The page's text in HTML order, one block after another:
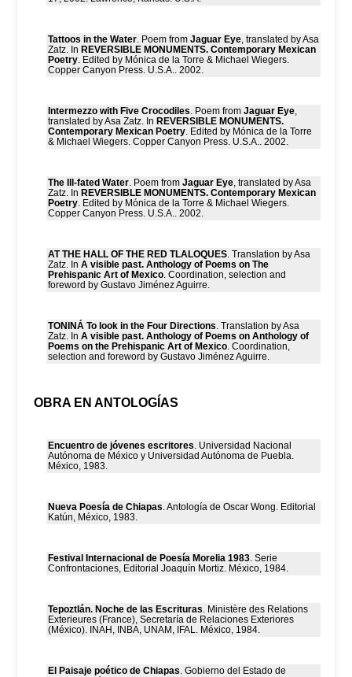
Tattoos in the Water. Poem from Jaguar Eye, translated by Asa
Zatz. In REVERSIBLE MONUMENTS. Contemporary Mexican
Poetry. Edited by Mónica de la Torre & Michael Wiegers.
Copper Canyon Press. U.S.A.. 2002.
Intermezzo with Five Crocodiles. Poem from Jaguar Eye,
translated by Asa Zatz. In REVERSIBLE MONUMENTS.
Contemporary Mexican Poetry. Edited by Mónica de la Torre
& Michael Wiegers. Copper Canyon Press. U.S.A.. 2002.
The Ill-fated Water. Poem from Jaguar Eye, translated by Asa
Zatz. In REVERSIBLE MONUMENTS. Contemporary Mexican
Poetry. Edited by Mónica de la Torre & Michael Wiegers.
Copper Canyon Press. U.S.A.. 2002.
AT THE HALL OF THE RED TLALOQUES. Translation by Asa
Zatz. In A visible past. Anthology of Poems on The
Prehispanic Art of Mexico. Coordination, selection and
foreword by Gustavo Jiménez Aguirre.
TONINÁ To look in the Four Directions. Translation by Asa
Zatz. In A visible past. Anthology of Poems on Anthology of
Poems on the Prehispanic Art of Mexico. Coordination,
selection and foreword by Gustavo Jiménez Aguirre.
OBRA EN ANTOLOGÍAS
Encuentro de jóvenes escritores. Universidad Nacional
Autónoma de México y Universidad Autónoma de Puebla.
México, 1983.
Nueva Poesía de Chiapas. Antología de Oscar Wong. Editorial
Katún, México, 1983.
Festival Internacional de Poesía Morelia 1983. Serie
Confrontaciones, Editorial Joaquín Mortiz. México, 1984.
Tepoztlán. Noche de las Escrituras. Ministère des Relations
Exterieures (France), Secretaría de Relaciones Exteriores
(México). INAH, INBA, UNAM, IFAL. México, 1984.
El Paisaje poético de Chiapas. Gobierno del Estado de